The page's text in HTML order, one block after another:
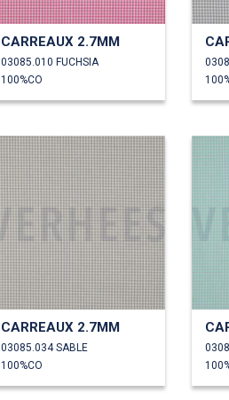
CARREAUX 2.7MM
03085.010 FUCHSIA
100%CO
CARREAUX 2.7MM
03085.034 SABLE
100%CO